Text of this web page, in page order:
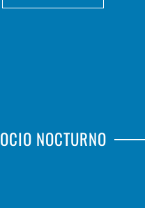
OCIO NOCTURNO